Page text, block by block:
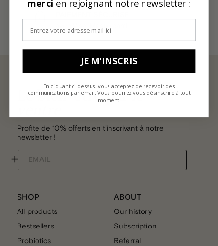
€40,00
MEGA DRAINING INFUSION
€19,00
MEGA DRAINING INFUSION
avec Visa, Mastercard...
Le bien-être parle
Profite de 10% offerts en t'inscrivant à notre
newsletter !
EMAIL
+
SHOP
All products
Bestsellers
Probiotics
ABOUT
Our history
Subscription
Referral
merci en rejoignant notre newsletter :
JE M'INSCRIS
En cliquant ci-dessus, vous acceptez de recevoir des
communications par email. Vous pourrez vous désinscrire à tout
moment.